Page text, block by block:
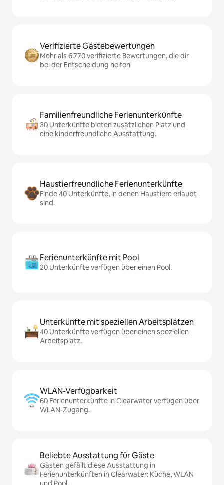
Verifizierte Gästebewertungen
Mehr als 6.770 verifizierte Bewertungen, die dir
bei der Entscheidung helfen
Familienfreundliche Ferienunterkünfte
30 Unterkünfte bieten zusätzlichen Platz und
eine kinderfreundliche Ausstattung.
Haustierfreundliche Ferienunterkünfte
Finde 40 Unterkünfte, in denen Haustiere erlaubt
sind.
Ferienunterkünfte mit Pool
20 Unterkünfte verfügen über einen Pool.
Unterkünfte mit speziellen Arbeitsplätzen
40 Unterkünfte verfügen über einen speziellen
Arbeitsplatz.
WLAN-Verfügbarkeit
60 Ferienunterkünfte in Clearwater verfügen über
WLAN-Zugang.
Beliebte Ausstattung für Gäste
Gästen gefällt diese Ausstattung in
Ferienunterkünften in Clearwater: Küche, WLAN